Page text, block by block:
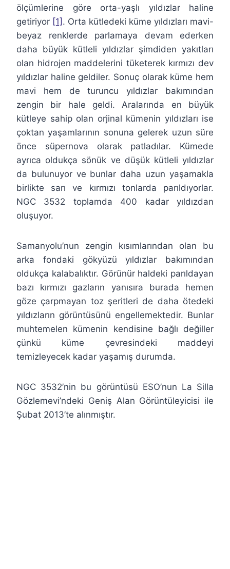
ölçümlerine göre orta-yaşlı yıldızlar haline
getiriyor [1] . Orta kütledeki küme yıldızları mavi-
beyaz renklerde parlamaya devam ederken
daha büyük kütleli yıldızlar şimdiden yakıtları
olan hidrojen maddelerini tüketerek kırmızı dev
yıldızlar haline geldiler. Sonuç olarak küme hem
mavi hem de turuncu yıldızlar bakımından
zengin bir hale geldi. Aralarında en büyük
kütleye sahip olan orjinal kümenin yıldızları ise
çoktan yaşamlarının sonuna gelerek uzun süre
önce süpernova olarak patladılar. Kümede
ayrıca oldukça sönük ve düşük kütleli yıldızlar
da bulunuyor ve bunlar daha uzun yaşamakla
birlikte sarı ve kırmızı tonlarda parıldıyorlar.
NGC 3532 toplamda 400 kadar yıldızdan
oluşuyor.
Samanyolu’nun zengin kısımlarından olan bu
arka fondaki gökyüzü yıldızlar bakımından
oldukça kalabalıktır. Görünür haldeki parıldayan
bazı kırmızı gazların yanısıra burada hemen
göze çarpmayan toz şeritleri de daha ötedeki
yıldızların görüntüsünü engellemektedir. Bunlar
muhtemelen kümenin kendisine bağlı değiller
çünkü küme çevresindeki maddeyi
temizleyecek kadar yaşamış durumda.
NGC 3532’nin bu görüntüsü ESO’nun La Silla
Gözlemevi’ndeki Geniş Alan Görüntüleyicisi ile
Şubat 2013’te alınmıştır.